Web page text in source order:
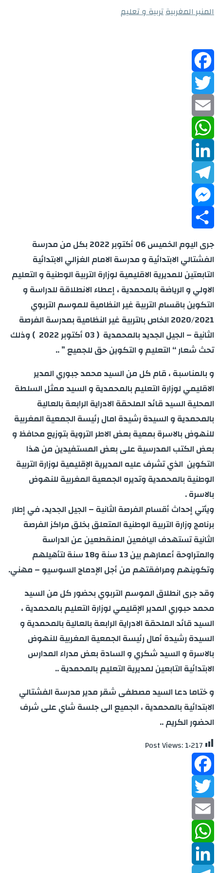
المنبر المغربيةتربية و تعليم
Facebook
Twitter
Email
WhatsApp
LinkedIn
Telegram
Messenger
Share
جرى اليوم الخميس 06 أكتوبر 2022 بكل من مدرسة
الفشتالي الابتدائية و مدرسة الامام الغزالي الابتدائية
التابعتين للمديرية الاقليمية لوزارة التربية الوطنية و التعليم
الاولي و الرياضة بالمحمدية ، إعطاء الانطلاقة للدراسة و
التكوين باقسام التربية غير النظامية للموسم التربوي
2020/2021 الخاص بالتربية غير النظامية بمدرسة الفرصة
الثانية – الجيل الجديد بالمحمدية ( 03 أكتوبر 2022 ) وذلك
تحث شعار “ التعليم و التكوين حق للجميع ” ..
و بالمناسبة ، قام كل من السيد محمد جبوري المدير
الاقليمي لوزارة التعليم بالمحمدية و السيد ممثل السلطة
المحلية السيد قائد الملحقة الادراية الرابعة بالعالية
بالمحمدية و السيدة رشيدة امال رئيسة الجمعية المغربية
للنهوض بالاسرة بمعية بعض الاطر التروية بتوزيع محافظ و
بعض الكتب المدرسية على بعض المستفيدين من هذا
التكوين الذي تشرف عليه المديرية الإقليمية لوزارة التربية
الوطنية بالمحمدية وتديره الجمعية المغربية للنهوض
بالاسرة .
ويأتي إحداث أقسام الفرصة الثانية – الجيل الجديد، في إطار
برنامج وزارة التربية الوطنية المتعلق بخلق مراكز الفرصة
الثانية تستهدف اليافعين المنقطعين عن الدراسة
والمتراوحة أعمارهم بين 13 سنة و18 سنة لتأهيلهم
وتكوينهم ومرافقتهم من أجل الإدماج السوسيو – مهني.
وقد جرى انطلاق الموسم التربوي بحضور كل من السيد
محمد حبوري المدير الإقليمي لوزارة التعليم بالمحمدية ،
السيد قائد الملحقة الادراية الرابعة بالعالية بالمحمدية و
السيدة رشيدة أمال رئيسة الجمعية المغربية للنهوض
بالاسرة و السيد شكري و السادة بعض مدراء المدارس
الابتدائية التابعين لمديرية التعليم بالمحمدية ..
و ختاما دعا السيد مصطفى شقر مدير مدرسة الفشتالي
الابتدائية بالمحمدية ، الجميع الى جلسة شاي على شرف
الحضور الكريم ..
Post Views:1٬217
Facebook
Twitter
Email
WhatsApp